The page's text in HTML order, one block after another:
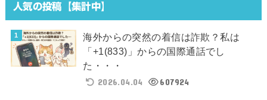
人気の投稿【集計中】
海外からの突然の着信は詐欺？私は
「+1(833)」からの国際通話でし
た・・・
2026.04.04
607924